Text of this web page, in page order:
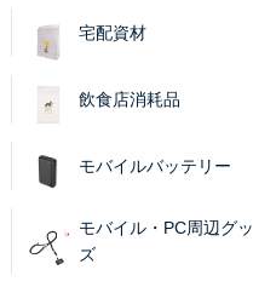
宅配資材
飲食店消耗品
モバイルバッテリー
モバイル・PC周辺グッ
ズ